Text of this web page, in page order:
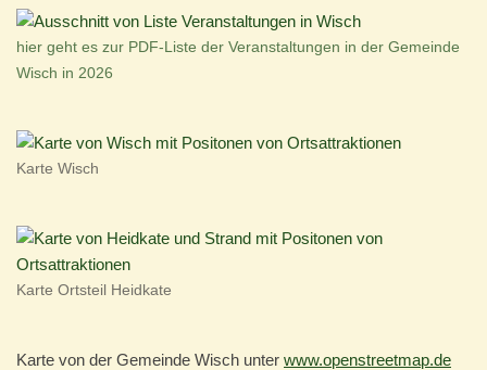
hier geht es zur PDF-Liste der Veranstaltungen in der Gemeinde
Wisch in 2026
Karte Wisch
Karte Ortsteil Heidkate
Karte von der Gemeinde Wisch unter www.openstreetmap.de